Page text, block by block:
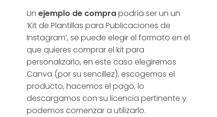
Un ejemplo de comprapodría ser un un
‘Kit de Plantillas para Publicaciones de
Instagram’, se puede elegir el formato en el
que quieres comprar el kit para
personalizarlo, en este caso elegiremos
Canva (por su sencillez), escogemos el
producto, hacemos el pago, lo
descargamos con su licencia pertinente y
podemos comenzar a utilizarlo.